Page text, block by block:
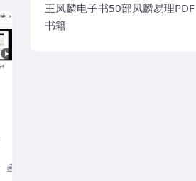
王凤麟电子书50部凤麟易理PDF
书籍